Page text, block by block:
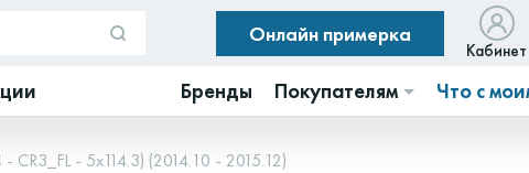
Онлайн примерка
Кабинет
Бренды Покупателям Что с
CR3_FL - 5x114.3) (2014.10 - 2015.12)